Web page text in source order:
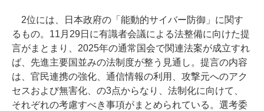
2位には、日本政府の「能動的サイバー防御」に関す
るもの。11月29日に有識者会議による法整備に向けた提
言がまとまり、2025年の通常国会で関連法案が成立すれ
ば、先進主要国並みの法制度が整う見通し。提言の内容
は、官民連携の強化、通信情報の利用、攻撃元へのアク
セスおよび無害化、の3点からなり、法制化に向けて、
それぞれの考慮すべき事項がまとめられている。選考委